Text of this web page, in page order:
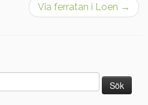
Via ferratan i Loen →